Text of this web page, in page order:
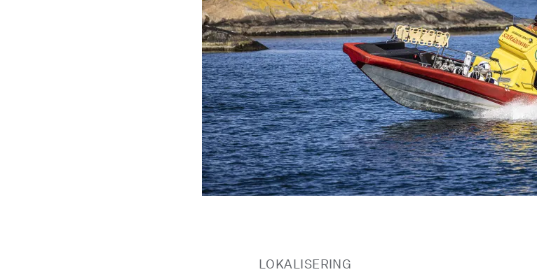
LOKALISERING